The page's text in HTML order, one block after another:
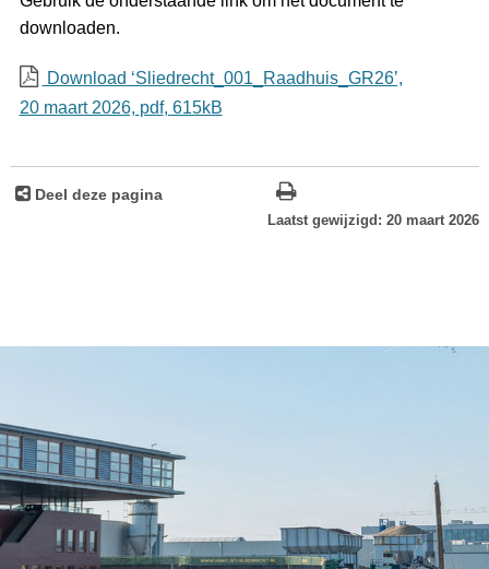
downloaden.
Download ‘Sliedrecht_001_Raadhuis_GR26’,
20 maart 2026, pdf, 615kB
Deel deze pagina
Laatst gewijzigd: 20 maart 2026